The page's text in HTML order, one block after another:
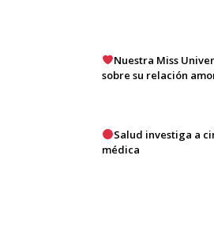
Nuestra Miss
sobre su relación
Salud investiga a
médica